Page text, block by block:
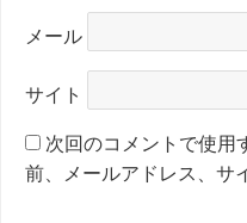
メール
サイト
次回のコメントで使用
前、メールアドレス、サ